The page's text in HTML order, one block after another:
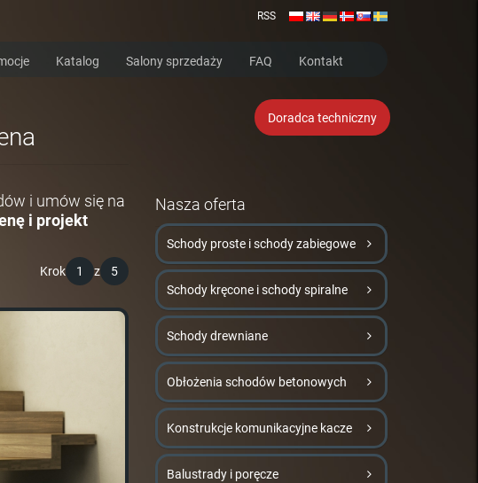
RSS
Katalog Salony sprzedaży FAQ Kontakt
Doradca techniczny
i umów się na
i projekt
Krok 1 z 5
Nasza oferta
Schody proste i schody zabiegowe
Schody kręcone i schody spiralne
Schody drewniane
Obłożenia schodów betonowych
Konstrukcje komunikacyjne kacze
Balustrady i poręcze